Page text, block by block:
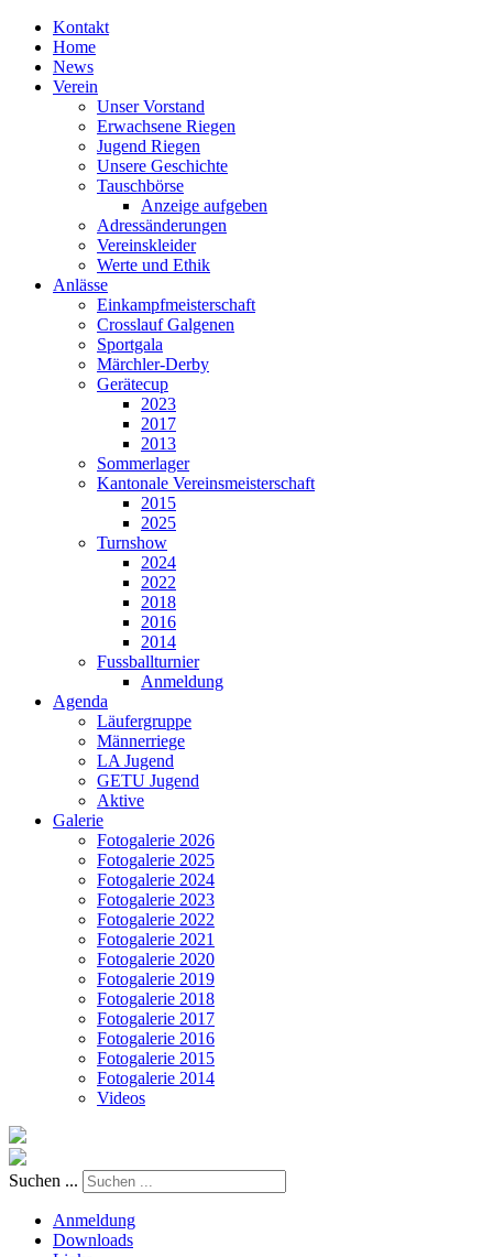
Kontakt
Home
News
Verein
Unser Vorstand
Erwachsene Riegen
Jugend Riegen
Unsere Geschichte
Tauschbörse
Anzeige aufgeben
Adressänderungen
Vereinskleider
Werte und Ethik
Anlässe
Einkampfmeisterschaft
Crosslauf Galgenen
Sportgala
Märchler-Derby
Gerätecup
2023
2017
2013
Sommerlager
Kantonale Vereinsmeisterschaft
2015
2025
Turnshow
2024
2022
2018
2016
2014
Fussballturnier
Anmeldung
Agenda
Läufergruppe
Männerriege
LA Jugend
GETU Jugend
Aktive
Galerie
Fotogalerie 2026
Fotogalerie 2025
Fotogalerie 2024
Fotogalerie 2023
Fotogalerie 2022
Fotogalerie 2021
Fotogalerie 2020
Fotogalerie 2019
Fotogalerie 2018
Fotogalerie 2017
Fotogalerie 2016
Fotogalerie 2015
Fotogalerie 2014
Videos
Suchen ...
Anmeldung
Downloads